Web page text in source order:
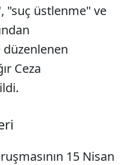
"suç üstlenme" ve
düzenlenen
Ceza
15 Nisan